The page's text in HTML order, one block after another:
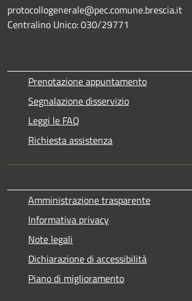
protocollogenerale@pec.comune.brescia.it
Centralino Unico: 030/29771
Prenotazione appuntamento
Segnalazione disservizio
Leggi le FAQ
Richiesta assistenza
Amministrazione trasparente
Informativa privacy
Note legali
Dichiarazione di accessibilità
Piano di miglioramento